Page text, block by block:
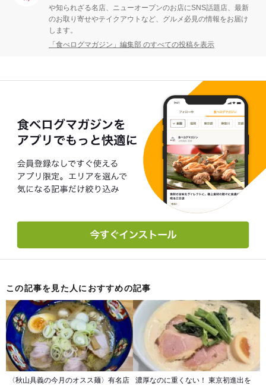
や知られざる名店、ニューオープンのお店にSNS話題店、最新
のお取り寄せやテイクアウトなど、グルメ必見の情報をお届け
します。
「食べログマガジン」編集部 のすべての投稿を表示
この記事を見た人におすすめの記事
〈秋山具義の今月のオスス麺〉有名店
濃厚なのに重くない！ 東京初進出を